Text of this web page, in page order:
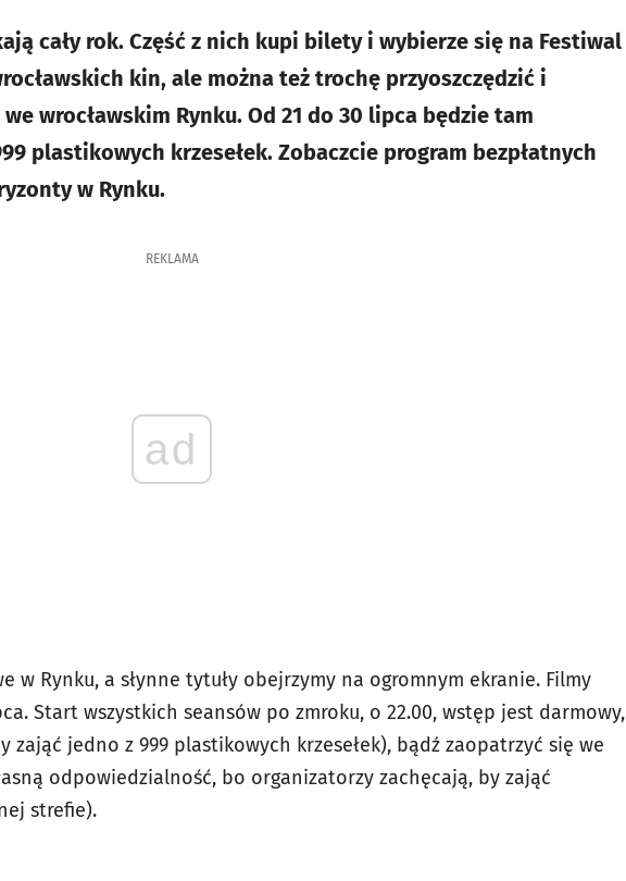
cały rok. Część z nich kupi bilety i wybierze się na Festiwal
kin, ale można też trochę przyoszczędzić i
wrocławskim Rynku. Od 21 do 30 lipca będzie tam
plastikowych krzesełek. Zobaczcie program bezpłatnych
w Rynku.
REKLAMA
ad
w Rynku, a słynne tytuły obejrzymy na ogromnym ekranie. Filmy
Start wszystkich seansów po zmroku, o 22.00, wstęp jest darmowy,
zająć jedno z 999 plastikowych krzesełek), bądź zaopatrzyć się we
odpowiedzialność, bo organizatorzy zachęcają, by zająć
strefie).